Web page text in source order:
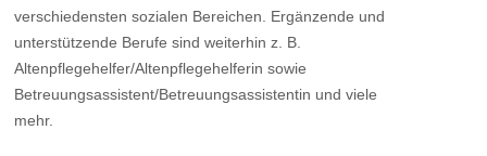
verschiedensten sozialen Bereichen. Ergänzende und
unterstützende Berufe sind weiterhin z. B.
Altenpflegehelfer/Altenpflegehelferin sowie
Betreuungsassistent/Betreuungsassistentin und viele
mehr.